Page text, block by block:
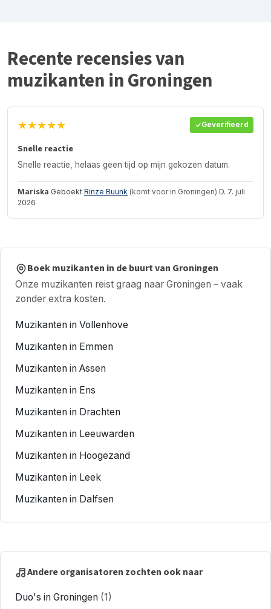
Recente recensies van
muzikanten in Groningen
★★★★★ Geverifieerd
Snelle reactie
Snelle reactie, helaas geen tijd op mijn gekozen datum.
Mariska Geboekt Rinze Buunk (komt voor in Groningen) D. 7. juli
2026
Boek muzikanten in de buurt van Groningen
Onze muzikanten reist graag naar Groningen – vaak
zonder extra kosten.
Muzikanten in Vollenhove
Muzikanten in Emmen
Muzikanten in Assen
Muzikanten in Ens
Muzikanten in Drachten
Muzikanten in Leeuwarden
Muzikanten in Hoogezand
Muzikanten in Leek
Muzikanten in Dalfsen
Andere organisatoren zochten ook naar
Duo's in Groningen (1)